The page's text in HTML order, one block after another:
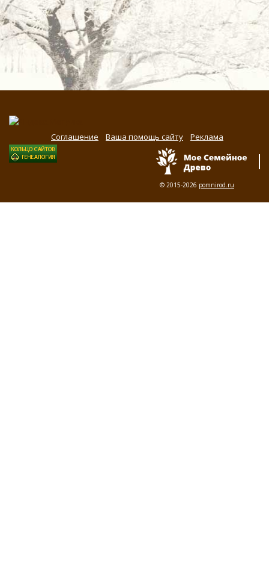
Соглашение Ваша помощь сайту Реклама
© 2015-2026 pomnirod.ru